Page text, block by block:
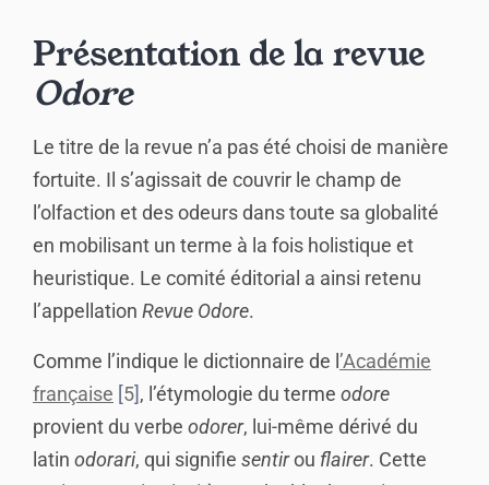
Présentation de la revue
Odore
Le titre de la revue n’a pas été choisi de manière
fortuite. Il s’agissait de couvrir le champ de
l’olfaction et des odeurs dans toute sa globalité
en mobilisant un terme à la fois holistique et
heuristique. Le comité éditorial a ainsi retenu
l’appellation Revue Odore.
Comme l’indique le dictionnaire de l ’Académie
française 5 , l’étymologie du terme odore
provient du verbe odorer, lui-même dérivé du
latin odorari, qui signifie sentirou flairer. Cette